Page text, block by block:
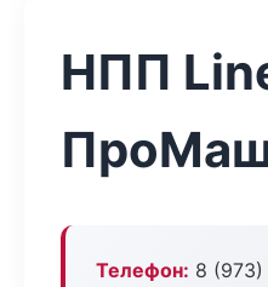
НПП
Телефон: 8